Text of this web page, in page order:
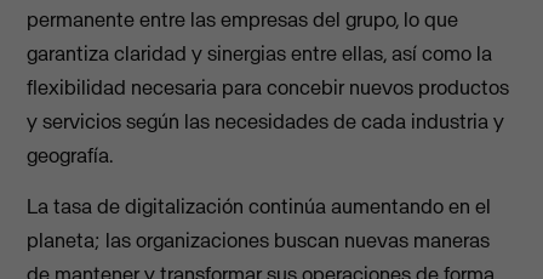
permanente entre las empresas del grupo, lo que
garantiza claridad y sinergias entre ellas, así como la
flexibilidad necesaria para concebir nuevos productos
y servicios según las necesidades de cada industria y
geografía.
La tasa de digitalización continúa aumentando en el
planeta; las organizaciones buscan nuevas maneras